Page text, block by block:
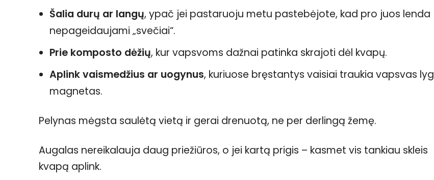
Šalia durų ar langų, ypač jei pastaruoju metu pastebėjote, kad pro juos lenda
nepageidaujami „svečiai“.
Prie komposto dėžių, kur vapsvoms dažnai patinka skrajoti dėl kvapų.
Aplink vaismedžius ar uogynus, kuriuose bręstantys vaisiai traukia vapsvas lyg
magnetas.
Pelynas mėgsta saulėtą vietą ir gerai drenuotą, ne per derlingą žemę.
Augalas nereikalauja daug priežiūros, o jei kartą prigis – kasmet vis tankiau skleis
kvapą aplink.